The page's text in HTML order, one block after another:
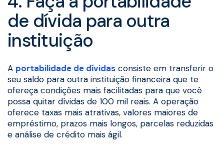
de dívida para outra
instituição
A portabilidade de dívidas consiste em transferir o
seu saldo para outra instituição financeira que te
ofereça condições mais facilitadas para que você
possa quitar dívidas de 100 mil reais. A operação
oferece taxas mais atrativas, valores maiores de
empréstimo, prazos mais longos, parcelas reduzidas
e análise de crédito mais ágil.